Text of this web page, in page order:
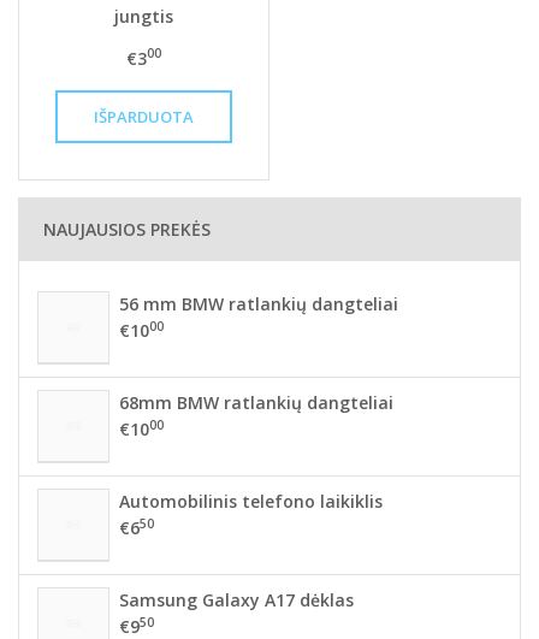
jungtis
€300
NAUJAUSIOS PREKĖS
56 mm BMW ratlankių dangteliai
€1000
68mm BMW ratlankių dangteliai
€1000
Automobilinis telefono laikiklis
€650
Samsung Galaxy A17 dėklas
€950